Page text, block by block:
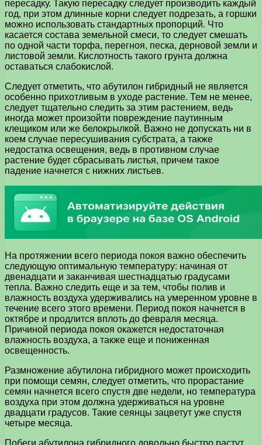
пересадку. Такую пересадку следует производить каждый
год, при этом длинные корни следует подрезать, а горшки
можно использовать стандартных пропорций. Что
касается состава земельной смеси, то следует смешать
по одной части торфа, перегноя, песка, дерновой земли и
листовой земли. Кислотность такого грунта должна
оставаться слабокислой.
Следует отметить, что абутилон гибридный не является
особенно прихотливым в уходе растение. Тем не менее,
следует тщательно следить за этим растением, ведь
иногда может произойти повреждение паутинным
клещиком или же белокрылкой. Важно не допускать ни в
коем случае пересушивания субстрата, а также
недостатка освещения, ведь в противном случае
растение будет сбрасывать листья, причем такое
падение начнется с нижних листьев.
На протяжении всего периода покоя важно обеспечить
следующую оптимальную температуру: начиная от
двенадцати и заканчивая шестнадцатью градусами
тепла. Важно следить еще и за тем, чтобы полив и
влажность воздуха удерживались на умеренном уровне в
течение всего этого времени. Период покоя начнется в
октябре и продлится вплоть до февраля месяца.
Причиной периода покоя окажется недостаточная
влажность воздуха, а также еще и пониженная
освещенность.
Размножение абутилона гибридного может происходить
при помощи семян, следует отметить, что прорастание
семян начнется всего спустя две недели, но температура
воздуха при этом должна удерживаться на уровне
двадцати градусов. Такие сеянцы зацветут уже спустя
четыре месяца.
Побеги абутилона гибридного довольно быстро растут,